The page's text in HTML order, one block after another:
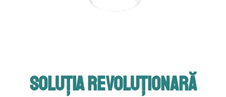
SOLUȚIA REVOLUȚIONARĂ